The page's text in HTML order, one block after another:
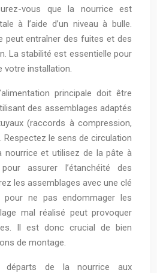
vous que la nourrice est
à l’aide d’un niveau à bulle.
peut entraîner des fuites et des
La stabilité est essentielle pour
votre installation.
principale doit être
des assemblages adaptés
(raccords à compression,
Respectez le sens de circulation
nourrice et utilisez de la pâte à
assurer l’étanchéité des
les assemblages avec une clé
ne pas endommager les
mal réalisé peut provoquer
Il est donc crucial de bien
de montage.
départs de la nourrice aux